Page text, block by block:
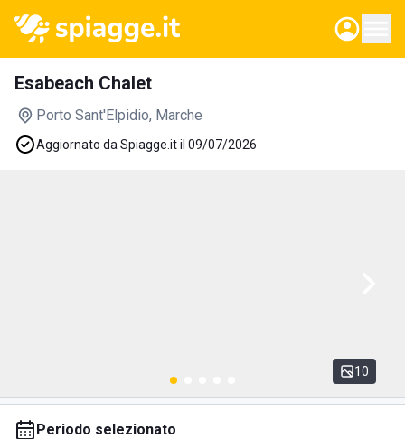
Esabeach Chalet
Porto Sant'Elpidio, Marche
Aggiornato da Spiagge.it il 09/07/2026
10
Periodo selezionato